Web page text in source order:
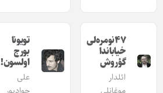
۴۷نومره‌لی
خیاباندا‌
گؤروش
ائلدار
تویونا
بورج
اولسون!
علی